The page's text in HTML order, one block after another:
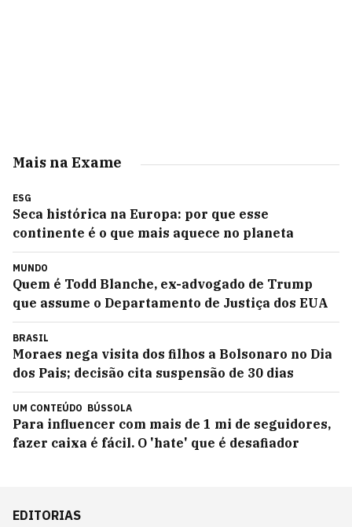
Mais na Exame
ESG
Seca histórica na Europa: por que esse
continente é o que mais aquece no planeta
MUNDO
Quem é Todd Blanche, ex-advogado de Trump
que assume o Departamento de Justiça dos EUA
BRASIL
Moraes nega visita dos filhos a Bolsonaro no Dia
dos Pais; decisão cita suspensão de 30 dias
UM CONTEÚDO BÚSSOLA
Para influencer com mais de 1 mi de seguidores,
fazer caixa é fácil. O 'hate' que é desafiador
EDITORIAS